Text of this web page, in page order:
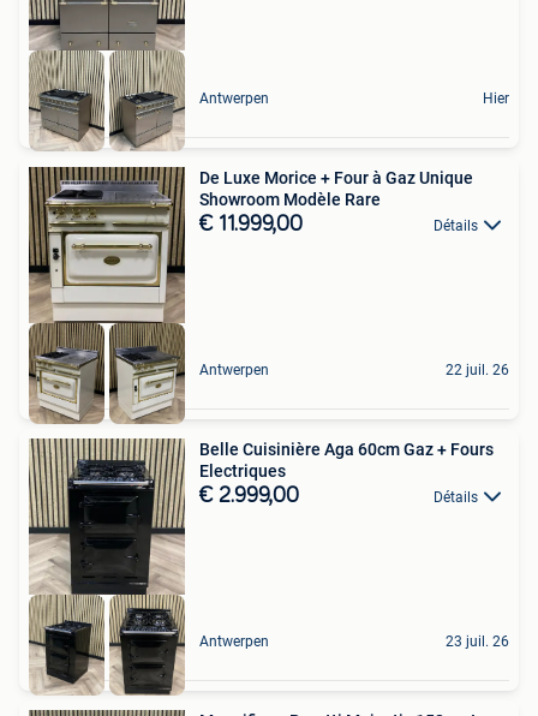
Antwerpen Hier
De Luxe Morice + Four à Gaz Unique
Showroom Modèle Rare
€ 11.999,00 Détails
Antwerpen 22 juil. 26
Belle Cuisinière Aga 60cm Gaz + Fours
Electriques
€ 2.999,00 Détails
Antwerpen 23 juil. 26